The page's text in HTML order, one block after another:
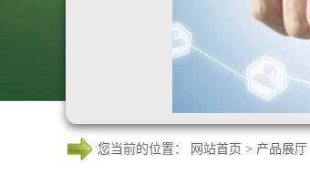
您当前的位置： 网站首页 > 产品展厅